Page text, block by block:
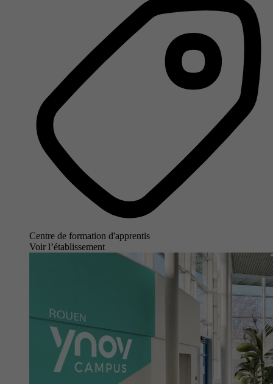
Centre de formation d'apprentis
Voir l’établissement